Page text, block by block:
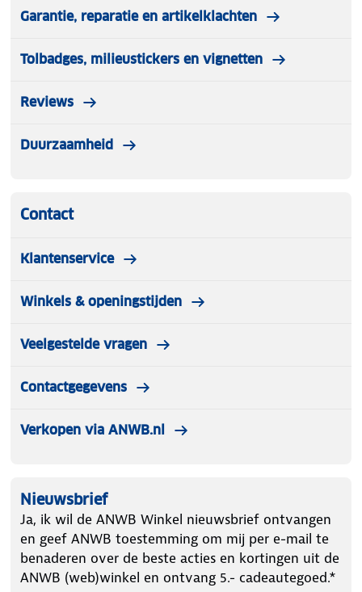
79 x 45 x 37 cm (inclusief wielen) – 126 liter (met
expander)
Materiaal: Polycarbonaat
Garantie, reparatie en artikelklachten
Tolbadges, milieustickers en vignetten
Reviews
Duurzaamheid
Contact
Klantenservice
Winkels & openingstijden
Veelgestelde vragen
Contactgegevens
Verkopen via ANWB.nl
Nieuwsbrief
Ja, ik wil de ANWB Winkel nieuwsbrief ontvangen
en geef ANWB toestemming om mij per e-mail te
benaderen over de beste acties en kortingen uit de
ANWB (web)winkel en ontvang 5.- cadeautegoed.*